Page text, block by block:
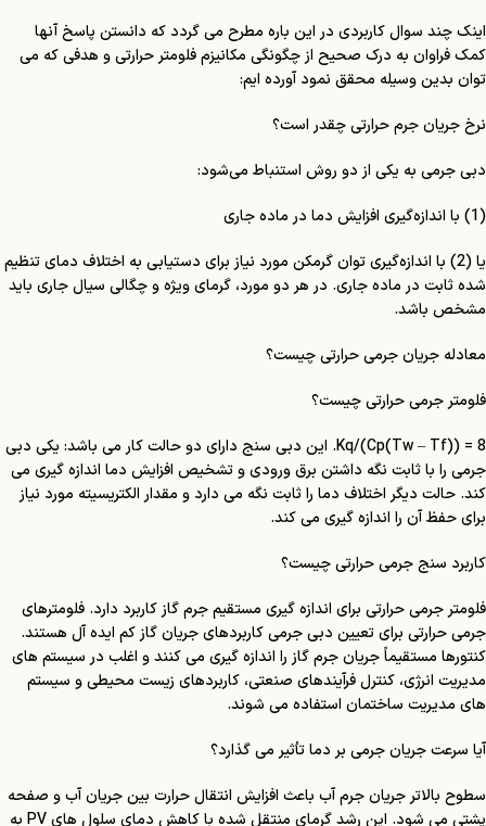
اینک چند سوال کاربردی در این باره مطرح می گردد که دانستن پاسخ آنها
کمک فراوان به درک صحیح از چگونگی مکانیزم فلومتر حرارتی و هدفی که می
توان بدین وسیله محقق نمود آورده ایم:
نرخ جریان جرم حرارتی چقدر است؟
دبی جرمی به یکی از دو روش استنباط می‌شود:
(1) با اندازه‌گیری افزایش دما در ماده جاری
یا (2) با اندازه‌گیری توان گرمکن مورد نیاز برای دستیابی به اختلاف دمای تنظیم
شده ثابت در ماده جاری. در هر دو مورد، گرمای ویژه و چگالی سیال جاری باید
مشخص باشد.
معادله جریان جرمی حرارتی چیست؟
فلومتر جرمی حرارتی چیست؟
8 = Kq/(Cp(Tw – Tf)). این دبی سنج دارای دو حالت کار می باشد: یکی دبی
جرمی را با ثابت نگه داشتن برق ورودی و تشخیص افزایش دما اندازه گیری می
کند. حالت دیگر اختلاف دما را ثابت نگه می دارد و مقدار الکتریسیته مورد نیاز
برای حفظ آن را اندازه گیری می کند.
کاربرد سنج جرمی حرارتی چیست؟
فلومتر جرمی حرارتی برای اندازه گیری مستقیم جرم گاز کاربرد دارد. فلومترهای
جرمی حرارتی برای تعیین دبی جرمی کاربردهای جریان گاز کم ایده آل هستند.
کنتورها مستقیماً جریان جرم گاز را اندازه گیری می کنند و اغلب در سیستم های
مدیریت انرژی، کنترل فرآیندهای صنعتی، کاربردهای زیست محیطی و سیستم
های مدیریت ساختمان استفاده می شوند.
آیا سرعت جریان جرمی بر دما تأثیر می گذارد؟
سطوح بالاتر جریان جرم آب باعث افزایش انتقال حرارت بین جریان آب و صفحه
پشتی می شود. این رشد گرمای منتقل شده با کاهش دمای سلول های PV به